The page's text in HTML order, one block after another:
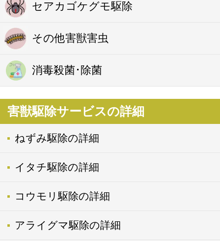
セアカゴケグモ駆除
その他害獣害虫
消毒殺菌･除菌
害獣駆除サービスの詳細
ねずみ駆除の詳細
イタチ駆除の詳細
コウモリ駆除の詳細
アライグマ駆除の詳細